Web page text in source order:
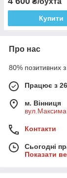
Купити
Про нас
80% позитивних з
Працює з
м. Вінниця
Контакти
Сьогодні
Показати